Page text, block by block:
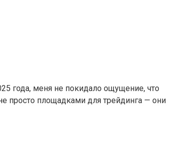
года, меня не покидало ощущение, что
просто площадками для трейдинга — они